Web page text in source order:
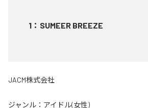
1 ： SUMEER BREEZE
JACM株式会社
ジャンル： アイドル(女性)